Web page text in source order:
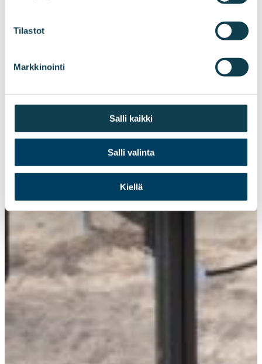
Tilastot
Markkinointi
Salli kaikki
Salli valinta
Kiellä